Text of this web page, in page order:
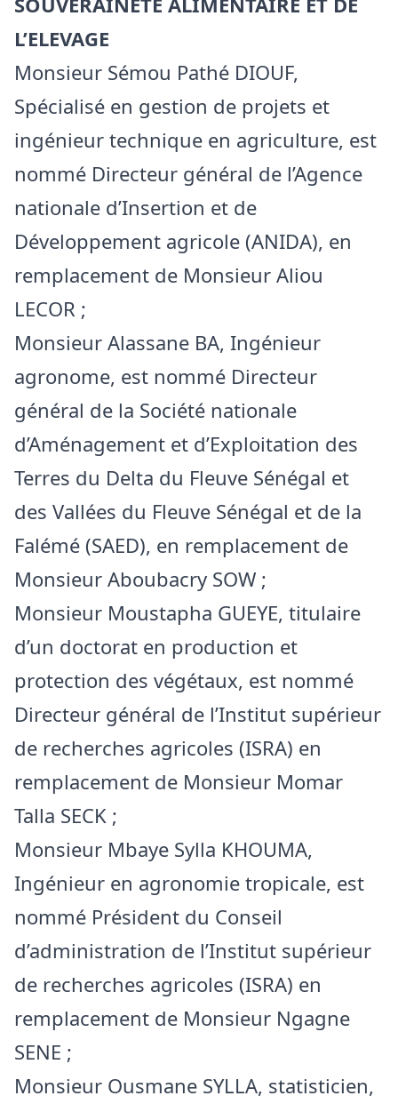
L’ELEVAGE
Monsieur Sémou Pathé DIOUF,
Spécialisé en gestion de projets et
ingénieur technique en agriculture, est
nommé Directeur général de l’Agence
nationale d’Insertion et de
Développement agricole (ANIDA), en
remplacement de Monsieur Aliou
LECOR ;
Monsieur Alassane BA, Ingénieur
agronome, est nommé Directeur
général de la Société nationale
d’Aménagement et d’Exploitation des
Terres du Delta du Fleuve Sénégal et
des Vallées du Fleuve Sénégal et de la
Falémé (SAED), en remplacement de
Monsieur Aboubacry SOW ;
Monsieur Moustapha GUEYE, titulaire
d’un doctorat en production et
protection des végétaux, est nommé
Directeur général de l’Institut supérieur
de recherches agricoles (ISRA) en
remplacement de Monsieur Momar
Talla SECK ;
Monsieur Mbaye Sylla KHOUMA,
Ingénieur en agronomie tropicale, est
nommé Président du Conseil
d’administration de l’Institut supérieur
de recherches agricoles (ISRA) en
remplacement de Monsieur Ngagne
SENE ;
Monsieur Ousmane SYLLA, statisticien,